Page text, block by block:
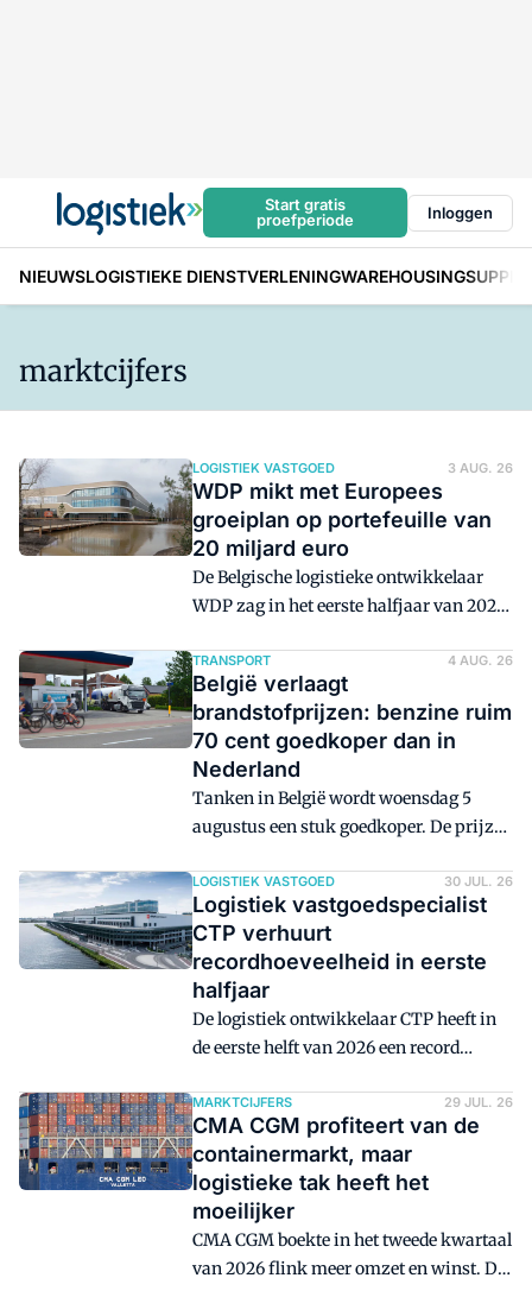
Start gratis
proefperiode
Inloggen
NIEUWSLOGISTIEKE DIENSTVERLENINGWAREHOUSING
marktcijfers
LOGISTIEK VASTGOED 3 AUG. 26
WDP mikt met Europees
groeiplan op portefeuille van
20 miljard euro
De Belgische logistieke ontwikkelaar
WDP zag in het eerste halfjaar van 2026
grotere projecten. De bruto
huurinkomsten stegen naar 239 miljoen
euro en de bezettingsgraad bleef stabiel
op 97,2 procent.
TRANSPORT 4 AUG. 26
België verlaagt
brandstofprijzen: benzine ruim
70 cent goedkoper dan in
Nederland
Tanken in België wordt woensdag 5
augustus een stuk goedkoper. De prijzen
LOGISTIEK VASTGOED 30 JUL. 26
Logistiek vastgoedspecialist
CTP verhuurt
recordhoeveelheid in eerste
halfjaar
De logistiek ontwikkelaar CTP heeft in
de eerste helft van 2026 een record
miljoen vierkante meter is verhuurd.
Ook heeft CTP in de eerste zes maanden
hogere huurinkomsten geboekt.
MARKTCIJFERS 29 JUL. 26
CMA CGM profiteert van de
containermarkt, maar
logistieke tak heeft het
moeilijker
CMA CGM boekte in het tweede kwartaal
van 2026 flink meer omzet en winst. De